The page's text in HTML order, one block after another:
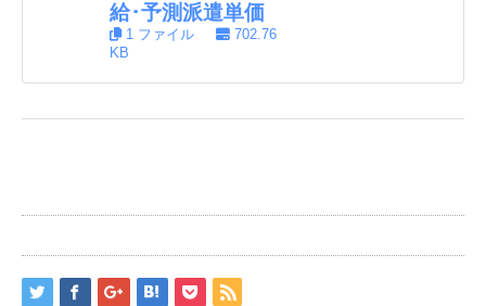
給･予測派遣単価
1 ファイル
702.76
KB